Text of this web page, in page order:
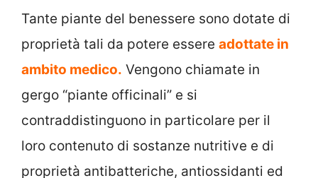
Tante piante del benessere sono dotate di
proprietà tali da potere essere adottate in
ambito medico. Vengono chiamate in
gergo “piante officinali” e si
contraddistinguono in particolare per il
loro contenuto di sostanze nutritive e di
proprietà antibatteriche, antiossidanti ed